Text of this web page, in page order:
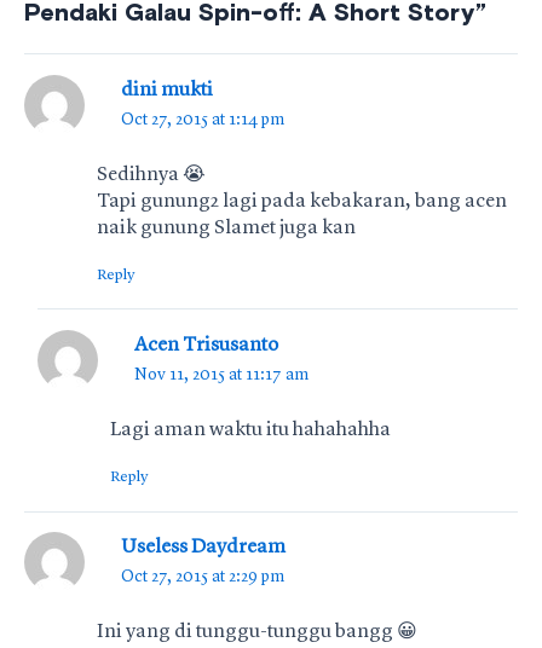
Pendaki Galau Spin-off: A Short Story”
dini mukti
Oct 27, 2015 at 1:14 pm
Sedihnya 😭
Tapi gunung2 lagi pada kebakaran, bang acen
naik gunung Slamet juga kan
Reply
Acen Trisusanto
Nov 11, 2015 at 11:17 am
Lagi aman waktu itu hahahahha
Reply
Useless Daydream
Oct 27, 2015 at 2:29 pm
Ini yang di tunggu-tunggu bangg 😀